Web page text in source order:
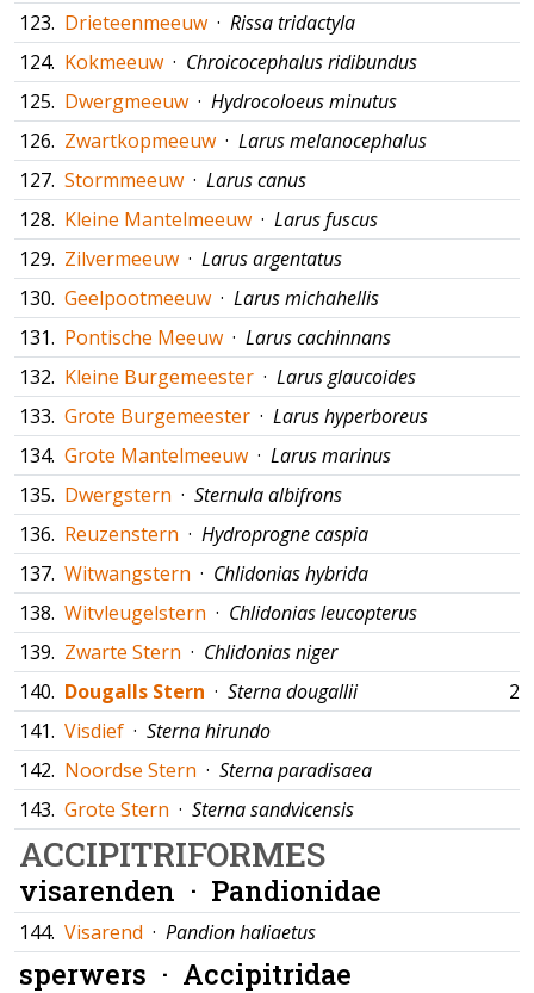
123. Drieteenmeeuw · Rissa tridactyla
124. Kokmeeuw · Chroicocephalus ridibundus
125. Dwergmeeuw · Hydrocoloeus minutus
126. Zwartkopmeeuw · Larus melanocephalus
127. Stormmeeuw · Larus canus
128. Kleine Mantelmeeuw · Larus fuscus
129. Zilvermeeuw · Larus argentatus
130. Geelpootmeeuw · Larus michahellis
131. Pontische Meeuw · Larus cachinnans
132. Kleine Burgemeester · Larus glaucoides
133. Grote Burgemeester · Larus hyperboreus
134. Grote Mantelmeeuw · Larus marinus
135. Dwergstern · Sternula albifrons
136. Reuzenstern · Hydroprogne caspia
137. Witwangstern · Chlidonias hybrida
138. Witvleugelstern · Chlidonias leucopterus
139. Zwarte Stern · Chlidonias niger
140. Dougalls Stern · Sterna dougallii
141. Visdief · Sterna hirundo
142. Noordse Stern · Sterna paradisaea
143. Grote Stern · Sterna sandvicensis
ACCIPITRIFORMES
visarenden · Pandionidae
144. Visarend · Pandion haliaetus
sperwers · Accipitridae